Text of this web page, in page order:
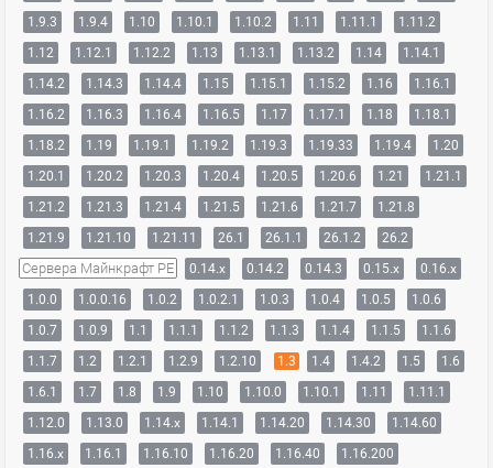
1.9.3
1.9.4 1.10 1.10.1 1.10.2 1.11 1.11.1
1.11.2
1.12
1.12.1 1.12.2 1.13 1.13.1 1.13.2 1.14
1.14.1
1.14.2
1.14.3 1.14.4 1.15 1.15.1 1.15.2 1.16
1.16.1
1.16.2
1.16.3 1.16.4 1.16.5 1.17 1.17.1 1.18
1.18.1
1.18.2
1.19 1.19.1 1.19.2 1.19.3 1.19.33 1.19.4
1.20
1.20.1
1.20.2 1.20.3 1.20.4 1.20.5 1.20.6 1.21
1.21.1
1.21.2
1.21.3 1.21.4 1.21.5 1.21.6 1.21.7
1.21.8
1.21.9
1.21.10 1.21.11 26.1 26.1.1 26.1.2 26.2
Сервера Майнкрафт PE 0.14.x 0.14.2 0.14.3 0.15.x
0.16.x
1.0.0
1.0.0.16 1.0.2 1.0.2.1 1.0.3 1.0.4 1.0.5
1.0.6
1.0.7
1.0.9 1.1 1.1.1 1.1.2 1.1.3 1.1.4 1.1.5
1.1.6
1.1.7
1.2 1.2.1 1.2.9 1.2.10 1.3 1.4 1.4.2 1.5
1.6
1.6.1
1.7 1.8 1.9 1.10 1.10.0 1.10.1 1.11
1.11.1
1.12.0
1.13.0 1.14.x 1.14.1 1.14.20 1.14.30
1.14.60
1.16.x
1.16.1 1.16.10 1.16.20 1.16.40
1.16.200